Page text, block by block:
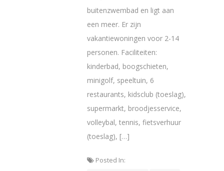
buitenzwembad en ligt aan
een meer. Er zijn
vakantiewoningen voor 2-14
personen. Faciliteiten:
kinderbad, boogschieten,
minigolf, speeltuin, 6
restaurants, kidsclub (toeslag),
supermarkt, broodjesservice,
volleybal, tennis, fietsverhuur
(toeslag), […]
Posted In: